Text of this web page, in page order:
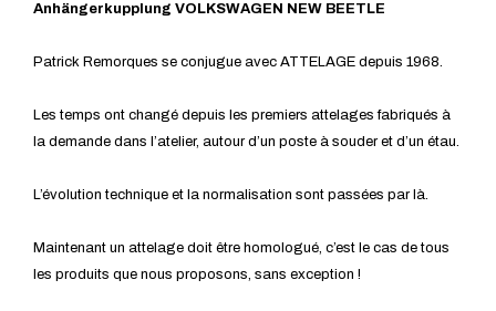
Anhängerkupplung VOLKSWAGEN NEW BEETLE
Patrick Remorques se conjugue avec ATTELAGE depuis 1968.
Les temps ont changé depuis les premiers attelages fabriqués à
la demande dans l’atelier, autour d’un poste à souder et d’un étau.
L’évolution technique et la normalisation sont passées par là.
Maintenant un attelage doit être homologué, c’est le cas de tous
les produits que nous proposons, sans exception !